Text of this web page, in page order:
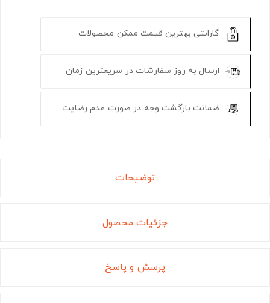
گارانتی بهترین قیمت ممکن محصولات
ارسال به روز سفارشات در سریعترین زمان
ضمانت بازگشت وجه در صورت عدم رضایت
توضیحات
جزئیات محصول
پرسش و پاسخ